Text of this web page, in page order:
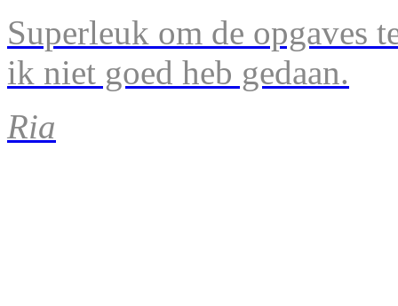
Superleuk om de opgaves
ik niet goed heb gedaan.
Ria